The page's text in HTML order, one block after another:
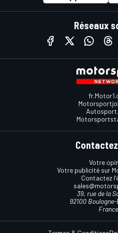
Réseaux
Votre
Votre publicité sur
Contactez
39, rue de la
92100
France